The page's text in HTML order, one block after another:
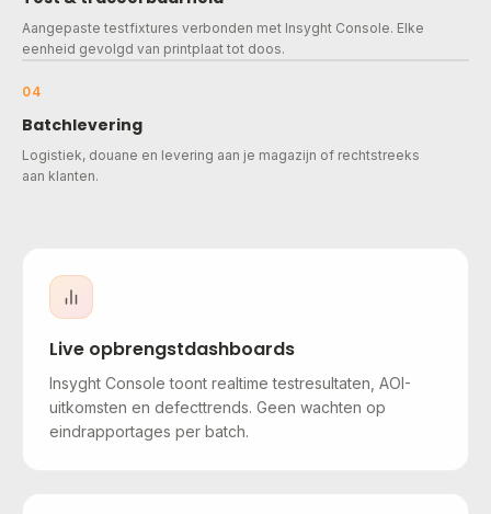
Aangepaste testfixtures verbonden met Insyght Console. Elke
eenheid gevolgd van printplaat tot doos.
04
Batchlevering
Logistiek, douane en levering aan je magazijn of rechtstreeks
aan klanten.
Live opbrengstdashboards
Insyght Console toont realtime testresultaten, AOI-
uitkomsten en defecttrends. Geen wachten op
eindrapportages per batch.